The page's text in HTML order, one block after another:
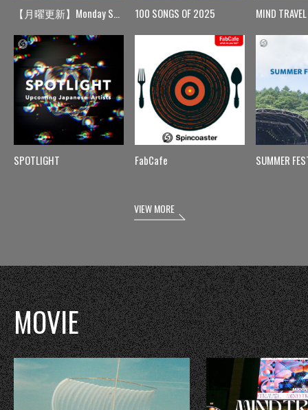
【月曜更新】Monday Spin
SPOTLIGHT
100 SONGS OF 2025
FabCafe
MIND TRAVEL
SUMMER
VIEW MORE
MOVIE